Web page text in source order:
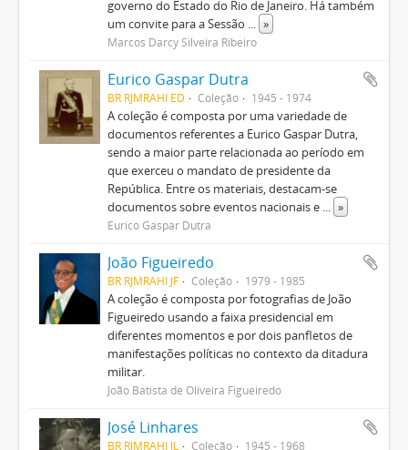
governo do Estado do Rio de Janeiro. Há também
um convite para a Sessão ... »
Marcos Darcy Silveira Ribeiro
Eurico Gaspar Dutra
BR RJMRAHI ED Coleção 1945 - 1974
A coleção é composta por uma variedade de
documentos referentes a Eurico Gaspar Dutra,
sendo a maior parte relacionada ao período em
que exerceu o mandato de presidente da
República. Entre os materiais, destacam-se
documentos sobre eventos nacionais e ... »
Eurico Gaspar Dutra
João Figueiredo
BR RJMRAHI JF Coleção 1979 - 1985
A coleção é composta por fotografias de João
Figueiredo usando a faixa presidencial em
diferentes momentos e por dois panfletos de
manifestações políticas no contexto da ditadura
militar.
João Batista de Oliveira Figueiredo
José Linhares
BR RJMRAHI JL Coleção 1945 - 1968